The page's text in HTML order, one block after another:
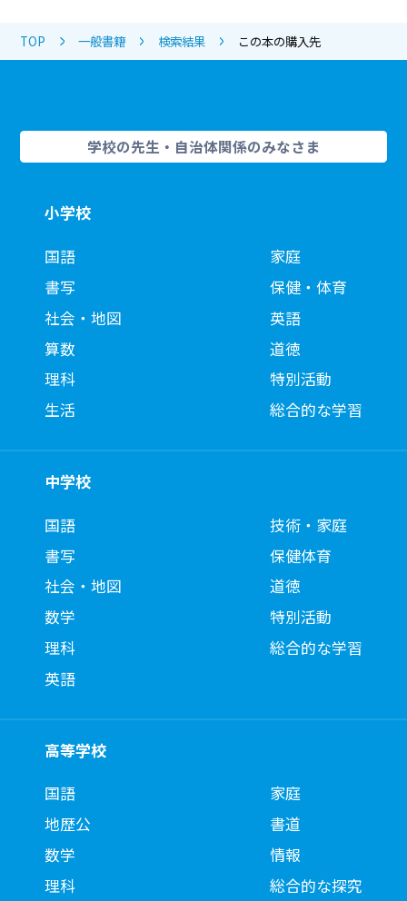
TOP 一般書籍 検索結果 この本の購入先
学校の先生・自治体関係のみなさま
小学校
国語
書写
社会・地図
算数
理科
生活
家庭
保健・体育
英語
道徳
特別活動
総合的な学習
中学校
国語
書写
社会・地図
数学
理科
英語
技術・家庭
保健体育
道徳
特別活動
総合的な学習
高等学校
国語
地歴公
数学
理科
家庭
書道
情報
総合的な探究